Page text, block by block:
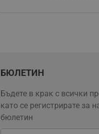
БЮЛЕТИН
Бъдете в крак с всички
като се регистрирате за
бюлетин